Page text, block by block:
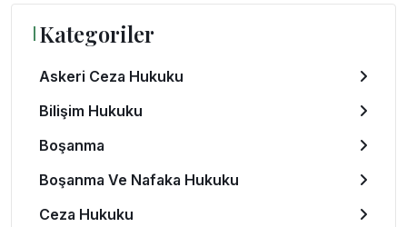
Kategoriler
Askeri Ceza Hukuku
Bilişim Hukuku
Boşanma
Boşanma Ve Nafaka Hukuku
Ceza Hukuku